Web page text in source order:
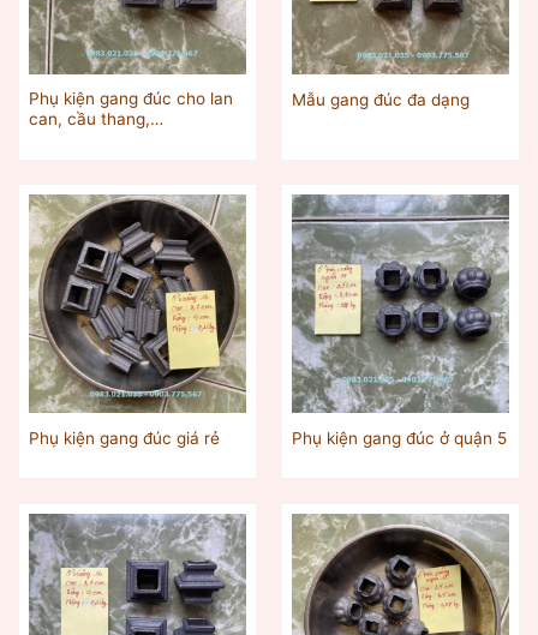
Phụ kiện gang đúc cho lan
can, cầu thang,…
Mẫu gang đúc đa dạng
Phụ kiện gang đúc giá rẻ Phụ kiện gang đúc ở quận 5